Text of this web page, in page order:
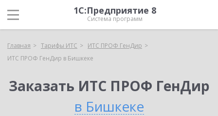
1С:Предприятие 8
Система программ
Главная Тарифы ИТС
ИТС ПРОФ ГенДир
ИТС ПРОФ ГенДир в Бишкеке
Заказать ИТС ПРОФ ГенДир
в Бишкеке